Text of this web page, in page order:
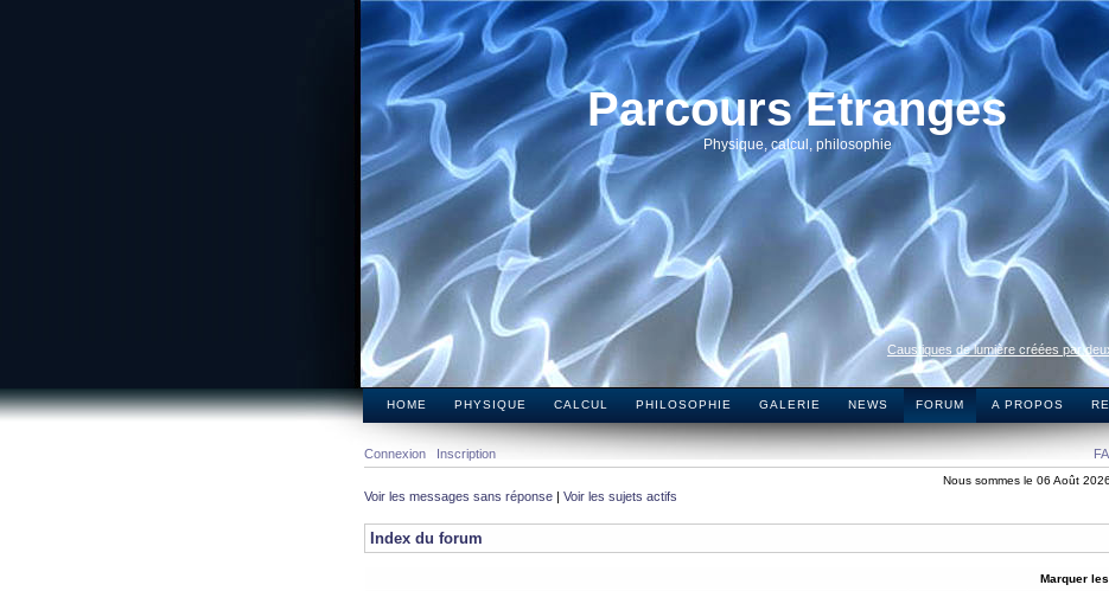
Parcours Etranges
Physique, calcul, philosophie
Caustiques de lumière créées par
HOME PHYSIQUE CALCUL PHILOSOPHIE GALERIE NEWS FORUM A PROPOS
Connexion Inscription
Nous sommes le 06 Août
Voir les messages sans réponse | Voir les sujets actifs
Index du forum
Marquer